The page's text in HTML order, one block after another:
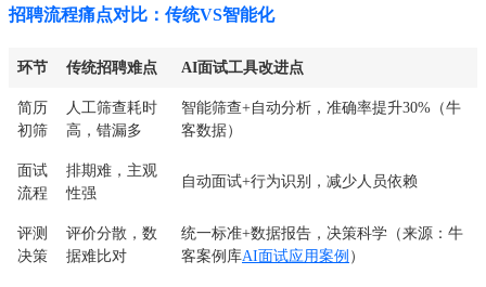
招聘流程痛点对比：传统VS智能化
环节 传统招聘难点 AI面试工具改进点
简历
初筛
人工筛查耗时
高，错漏多
智能筛查+自动分析，准确率提升30%（牛
客数据）
面试
流程
排期难，主观
性强
自动面试+行为识别，减少人员依赖
评测
决策
评价分散，数
据难比对
统一标准+数据报告，决策科学（来源：牛
客案例库AI面试应用案例 ）